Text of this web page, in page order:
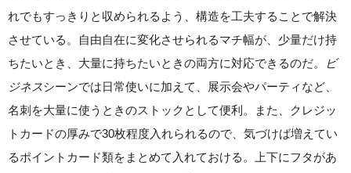
れでもすっきりと収められるよう、構造を工夫することで解決
させている。自由自在に変化させられるマチ幅が、少量だけ持
ちたいとき、大量に持ちたいときの両方に対応できるのだ。
ビ
ジネスシーンでは日常使いに加えて、展示会やパーティなど、
名刺を大量に使うときのストックとして便利。また、クレジッ
トカードの厚みで30枚程度入れられるので、気づけば増えてい
るポイントカード類をまとめて入れておける。上下にフタがあ